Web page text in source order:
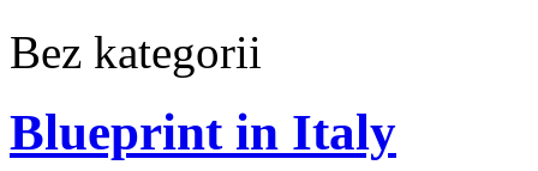
Bez kategorii
Blueprint in Italy